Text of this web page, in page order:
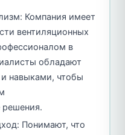
Компания имеет
вентиляционных
в
обладают
навыками, чтобы
решения.
Понимают, что